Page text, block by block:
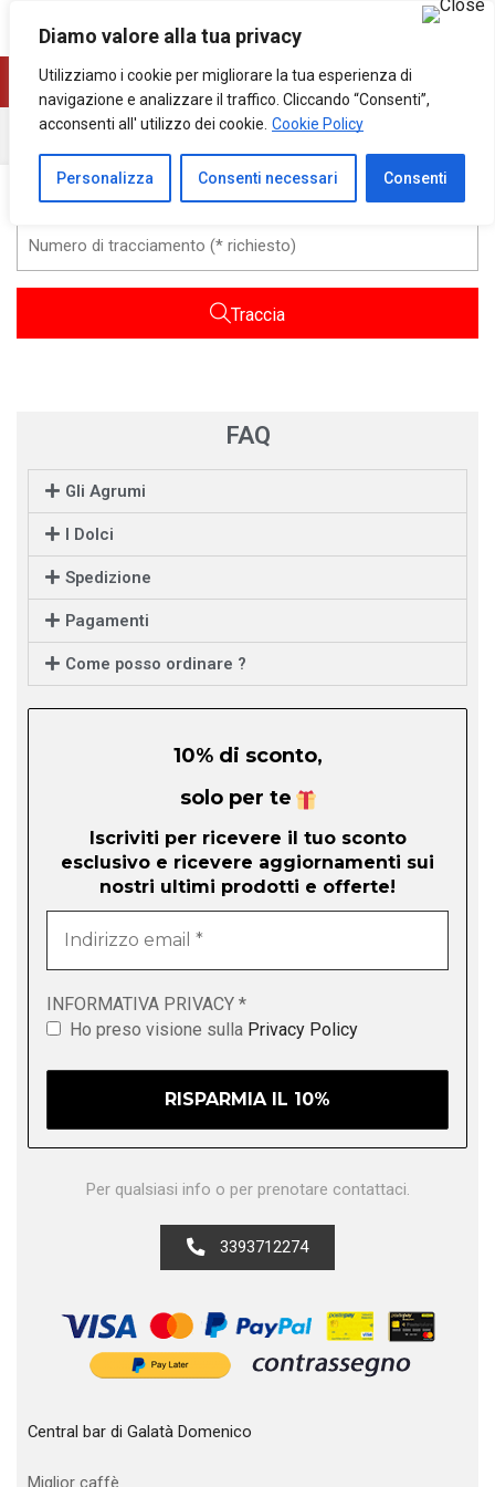
Diamo valore alla tua privacy
Utilizziamo i cookie per migliorare la tua esperienza di
navigazione e analizzare il traffico. Cliccando “Consenti”,
acconsenti all' utilizzo dei cookie. Cookie Policy
Personalizza Consenti necessari Consenti
0
Home Tracciamento Degli Ordini
Traccia
FAQ
Gli Agrumi
I Dolci
Spedizione
Pagamenti
Come posso ordinare ?
10% di sconto,
solo per te
Iscriviti per ricevere il tuo sconto
esclusivo e ricevere aggiornamenti sui
nostri ultimi prodotti e offerte!
email
*
INFORMATIVA PRIVACY *
Ho preso visione sulla Privacy Policy
Per qualsiasi info o per prenotare contattaci.
3393712274
Central bar di Galatà Domenico
Miglior caffè